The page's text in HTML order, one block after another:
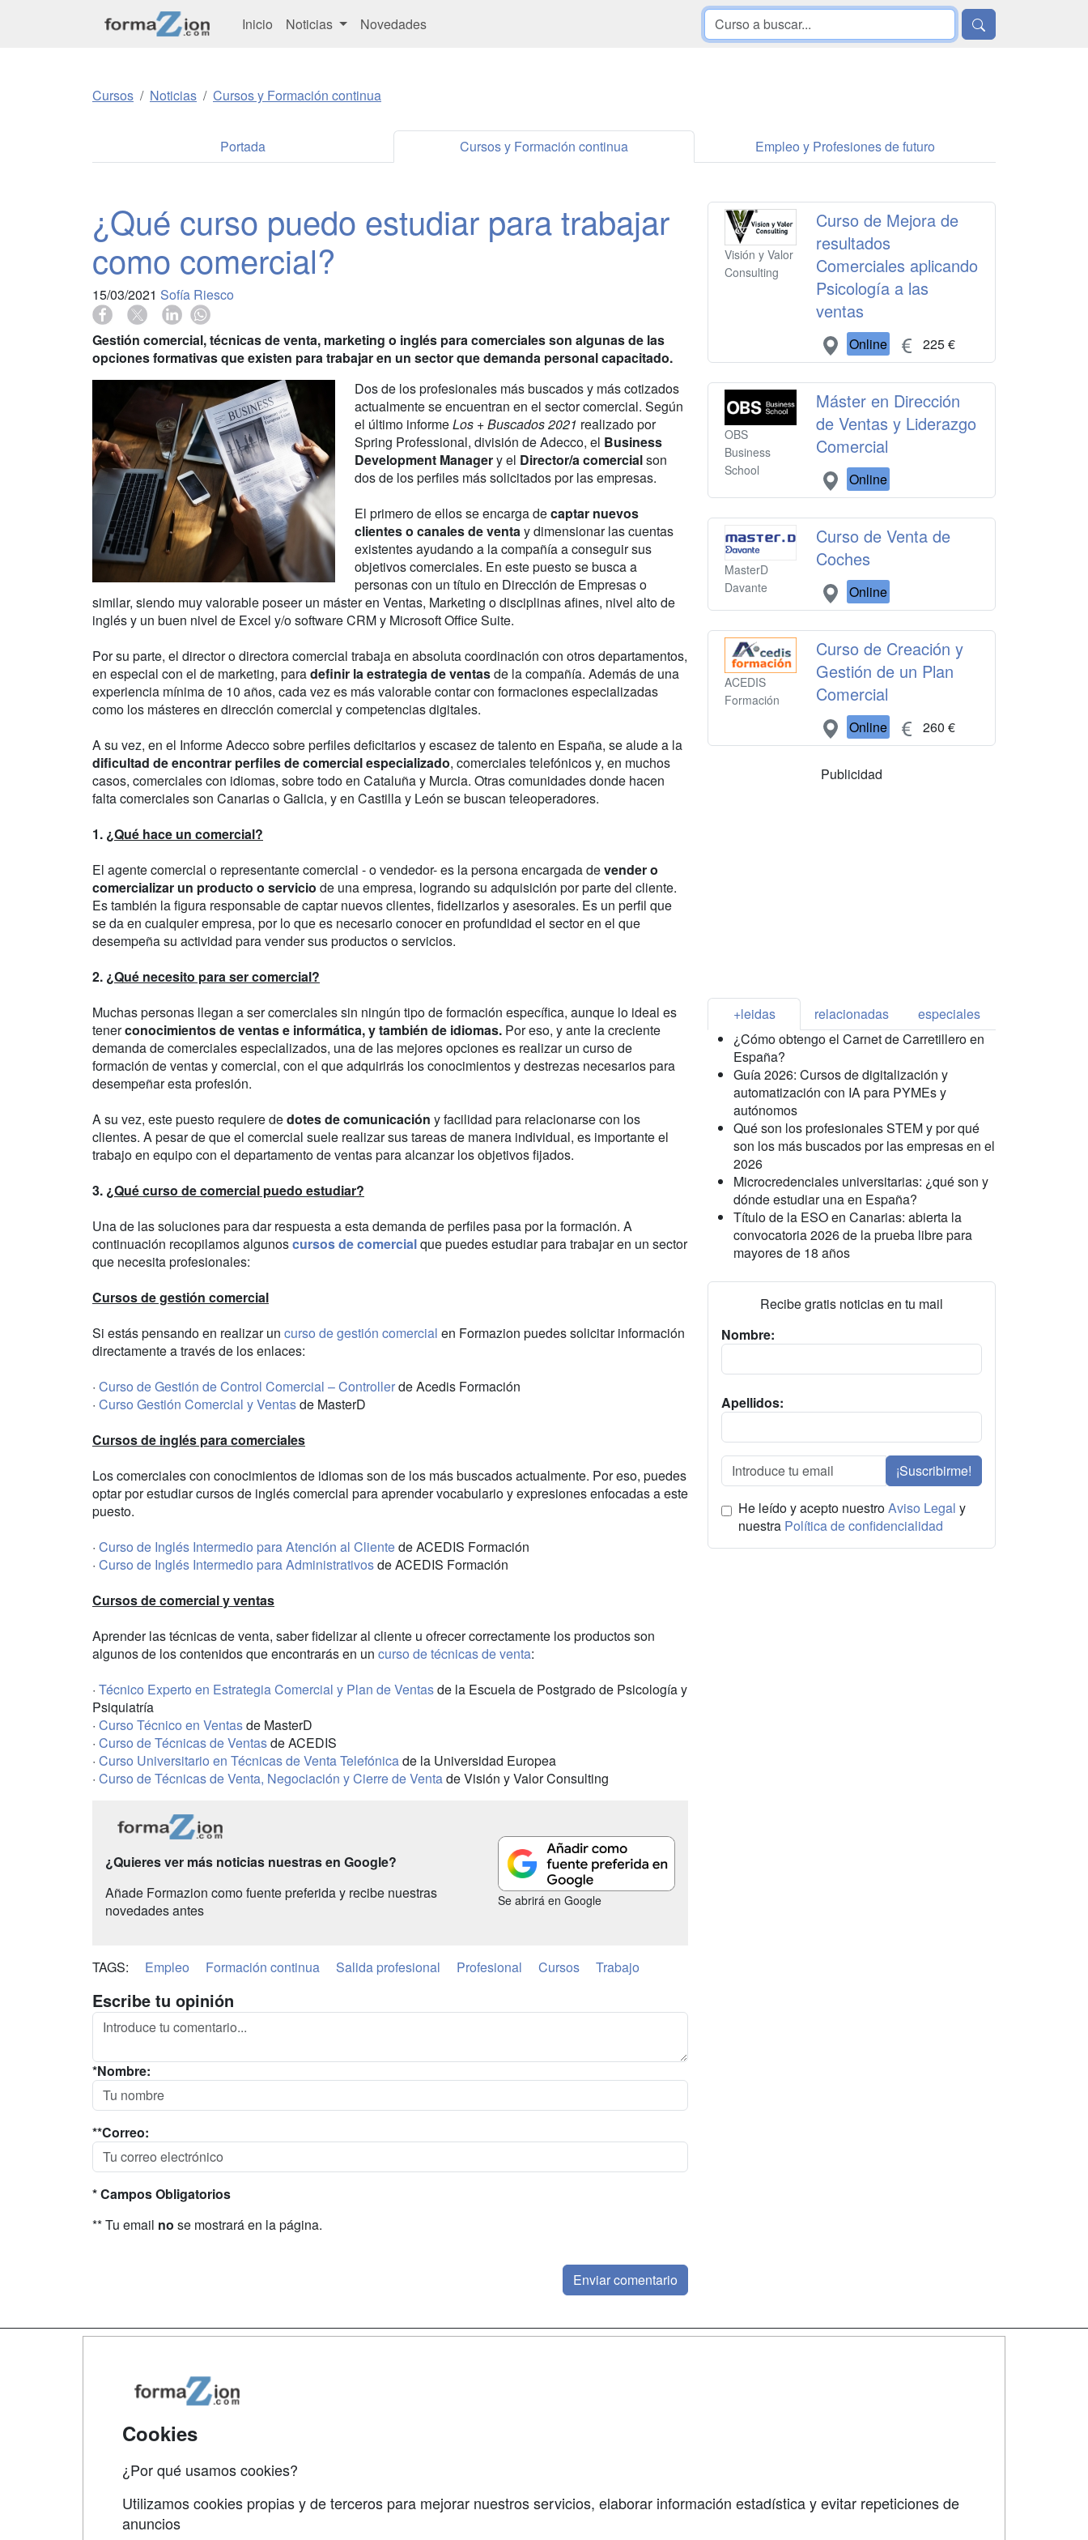
Inicio Noticias Novedades
Cursos Noticias Cursos y Formación continua
Portada Cursos y Formación continua Empleo y Profesiones de futuro
¿Qué curso puedo estudiar para trabajar
como comercial?
15/03/2021 Sofía Riesco
Gestión comercial, técnicas de venta, marketing o inglés para comerciales son algunas de las
opciones formativas que existen para trabajar en un sector que demanda personal capacitado.
Dos de los profesionales más buscados y más cotizados
actualmente se encuentran en el sector comercial. Según
el último informeLos + Buscados 2021 realizado por
Spring Professional, división de Adecco, el Business
Development Managery el Director/a comercialson
dos de los perfiles más solicitados por las empresas.
El primero de ellos se encarga decaptar nuevos
clientes o canales de venta y dimensionar las cuentas
existentes ayudando a la compañía a conseguir sus
objetivos comerciales. En este puesto se busca a
personas con un título en Dirección de Empresas o
similar, siendo muy valorable poseer un máster en Ventas, Marketing o disciplinas afines, nivel alto de
inglés y un buen nivel de Excel y/o software CRM y Microsoft Office Suite.
Por su parte, el director o directora comercial trabaja en absoluta coordinación con otros departamentos,
en especial con el de marketing, paradefinir la estrategia de ventasde la compañía. Además de una
experiencia mínima de 10 años, cada vez es más valorable contar con formaciones especializadas
como los másteres en dirección comercial y competencias digitales.
A su vez, en el Informe Adecco sobre perfiles deficitarios y escasez de talento en España, se alude a la
dificultad de encontrar perfiles de comercial especializado, comerciales telefónicos y, en muchos
casos, comerciales con idiomas, sobre todo en Cataluña y Murcia. Otras comunidades donde hacen
falta comerciales son Canarias o Galicia, y en Castilla y León se buscan teleoperadores.
1. ¿Qué hace un comercial?
El agente comercial o representante comercial - o vendedor- es la persona encargada devender o
comercializar un producto o servicio de una empresa, logrando su adquisición por parte del cliente.
Es también la figura responsable de captar nuevos clientes, fidelizarlos y asesorales. Es un perfil que
se da en cualquier empresa, por lo que es necesario conocer en profundidad el sector en el que
desempeña su actividad para vender sus productos o servicios.
2. ¿Qué necesito para ser comercial?
Muchas personas llegan a ser comerciales sin ningún tipo de formación específica, aunque lo ideal es
tenerconocimientos de ventas e informática, y también de idiomas. Por eso, y ante la creciente
demanda de comerciales especializados, una de las mejores opciones es realizar un curso de
formación de ventas y comercial, con el que adquirirás los conocimientos y destrezas necesarios para
desempeñar esta profesión.
A su vez, este puesto requiere dedotes de comunicación y facilidad para relacionarse con los
clientes. A pesar de que el comercial suele realizar sus tareas de manera individual, es importante el
trabajo en equipo con el departamento de ventas para alcanzar los objetivos fijados.
3. ¿Qué curso de comercial puedo estudiar?
Una de las soluciones para dar respuesta a esta demanda de perfiles pasa por la formación. A
continuación recopilamos algunoscursos de comercialque puedes estudiar para trabajar en un sector
que necesita profesionales:
Cursos de gestión comercial
Si estás pensando en realizar un curso de gestión comercial en Formazion puedes solicitar información
directamente a través de los enlaces:
· Curso de Gestión de Control Comercial – Controllerde Acedis Formación
· Curso Gestión Comercial y Ventasde MasterD
Cursos de inglés para comerciales
Los comerciales con conocimientos de idiomas son de los más buscados actualmente. Por eso, puedes
optar por estudiar cursos de inglés comercial para aprender vocabulario y expresiones enfocadas a este
puesto.
· Curso de Inglés Intermedio para Atención al Clientede ACEDIS Formación
· Curso de Inglés Intermedio para Administrativosde ACEDIS Formación
Cursos de comercial y ventas
Aprender las técnicas de venta, saber fidelizar al cliente u ofrecer correctamente los productos son
algunos de los contenidos que encontrarás en un curso de técnicas de venta:
· Técnico Experto en Estrategia Comercial y Plan de Ventasde la Escuela de Postgrado de Psicología y
Psiquiatría
· Curso Técnico en Ventasde MasterD
· Curso de Técnicas de Ventasde ACEDIS
· Curso Universitario en Técnicas de Venta Telefónicade la Universidad Europea
· Curso de Técnicas de Venta, Negociación y Cierre de Ventade Visión y Valor Consulting
¿Quieres ver más noticias nuestras en Google?
Añade Formazion como fuente preferida y recibe nuestras
novedades antes
Se abrirá en Google
TAGS: Empleo Formación continua Salida profesional Profesional Cursos Trabajo
Escribe tu opinión
*Nombre:
**Correo:
* Campos Obligatorios
** Tu email no se mostrará en la página.
Visión y Valor
Consulting
Curso de Mejora de
resultados
Comerciales aplicando
Psicología a las
ventas
Online 225 €
OBS
Business
School
Máster en Dirección
de Ventas y Liderazgo
Comercial
Online
MasterD
Davante
Curso de Venta de
Coches
Online
ACEDIS
Formación
Curso de Creación y
Gestión de un Plan
Comercial
Online 260 €
Publicidad
+leidas relacionadas
especiales
¿Cómo obtengo el Carnet de Carretillero en
España?
Guía 2026: Cursos de digitalización y
automatización con IA para PYMEs y
autónomos
Qué son los profesionales STEM y por qué
son los más buscados por las empresas en el
2026
Microcredenciales universitarias: ¿qué son y
dónde estudiar una en España?
Título de la ESO en Canarias: abierta la
convocatoria 2026 de la prueba libre para
mayores de 18 años
Recibe gratis noticias en tu mail
Nombre:
Apellidos:
¡Suscribirme!
He leído y acepto nuestroAviso Legal y
nuestra Política de confidencialidad
Cookies
¿Por qué usamos cookies?
Utilizamos cookies propias y de terceros para mejorar nuestros servicios, elaborar información estadística y evitar repeticiones de
anuncios